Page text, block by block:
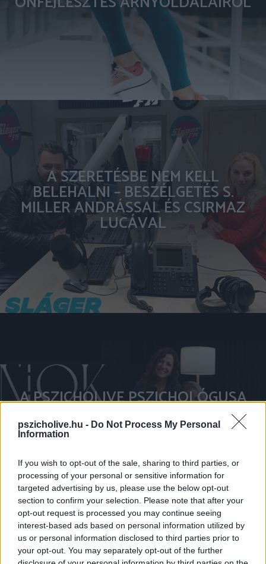
pszicholive.hu - Do Not Process My Personal
Information
If you wish to opt-out of the sale, sharing to third parties, or
processing of your personal or sensitive information for
targeted advertising by us, please use the below opt-out
section to confirm your selection. Please note that after your
opt-out request is processed you may continue seeing
interest-based ads based on personal information utilized by
us or personal information disclosed to third parties prior to
your opt-out. You may separately opt-out of the further
A SZERETÉSBE NEM KELL
BELEHALNI – BESZÉLGETÉS S.
MILLER ANDRÁSSAL ÉS CSIRMAZ
LUCÁVAL
A PSZICHOLIVE PSZICHOLÓGUSA
BESZÉLGETÉS SZABADOS ÁGIVAL